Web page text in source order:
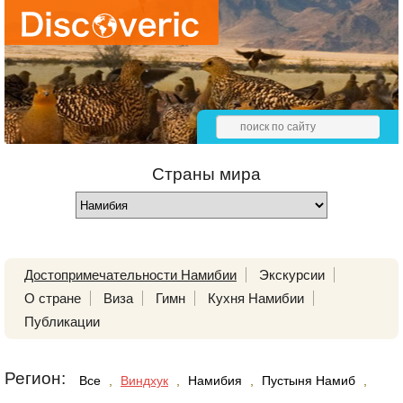
Страны мира
Достопримечательности Намибии
Экскурсии
О стране
Виза Гимн
Кухня Намибии
Публикации
Регион: Все Виндхук Намибия Пустыня Намиб